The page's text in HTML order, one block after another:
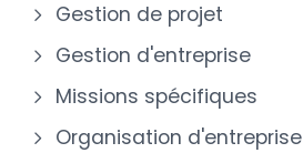
Gestion de projet
Gestion d'entreprise
Missions spécifiques
Organisation d'entreprise